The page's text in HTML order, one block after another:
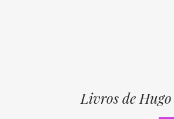
Livros de